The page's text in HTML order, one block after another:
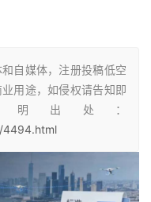
自媒体，注册投稿低空
用途，如侵权请告知即
出处：
4494.html